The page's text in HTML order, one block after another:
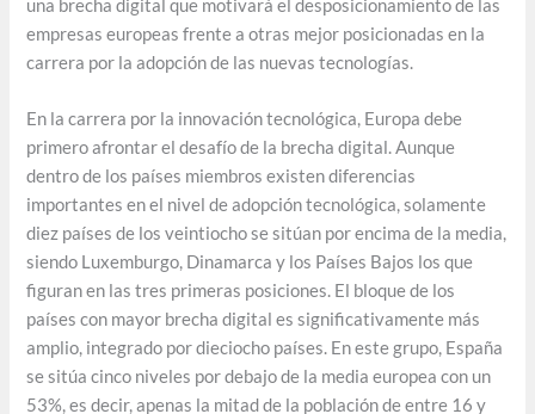
una brecha digital que motivará el desposicionamiento de las
empresas europeas frente a otras mejor posicionadas en la
carrera por la adopción de las nuevas tecnologías.
En la carrera por la innovación tecnológica, Europa debe
primero afrontar el desafío de la brecha digital. Aunque
dentro de los países miembros existen diferencias
importantes en el nivel de adopción tecnológica, solamente
diez países de los veintiocho se sitúan por encima de la media,
siendo Luxemburgo, Dinamarca y los Países Bajos los que
figuran en las tres primeras posiciones. El bloque de los
países con mayor brecha digital es significativamente más
amplio, integrado por dieciocho países. En este grupo, España
se sitúa cinco niveles por debajo de la media europea con un
53%, es decir, apenas la mitad de la población de entre 16 y